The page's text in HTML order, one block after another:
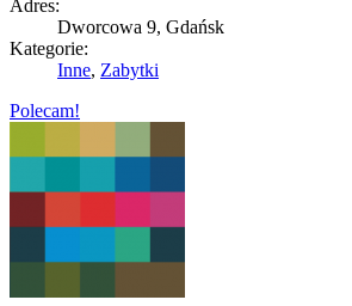
Adres:
Dworcowa 9, Gdańsk
Kategorie:
Inne, Zabytki
Polecam!